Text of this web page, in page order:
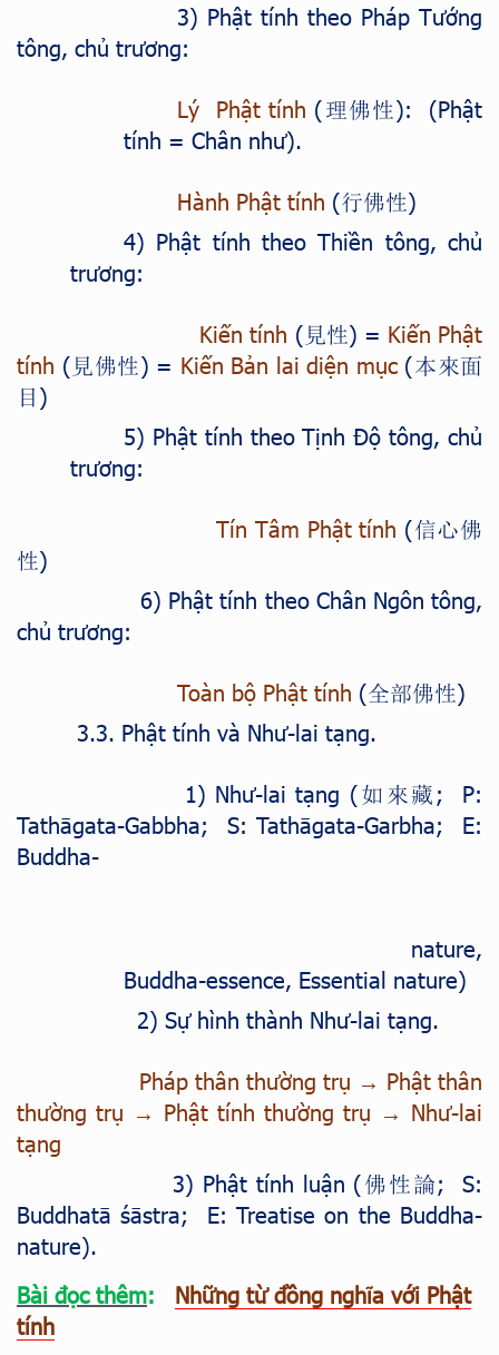
3) Phật tính theo Pháp Tướng
tông, chủ trương:
Lý Phật tính ( 理佛性): (Phật
tính = Chân như).
Hành Phật tính (行佛性)
4) Phật tính theo Thiền tông, chủ
trương:
Kiến tính ( 見性) = Kiến Phật
tính ( 見佛性) = Kiến Bản lai diện mục (本來面
目 )
5) Phật tính theo Tịnh Độ tông, chủ
trương:
Tín Tâm Phật tính (信心佛
性)
6) Phật tính theo Chân Ngôn tông,
chủ trương:
Toàn bộ Phật tính (全部佛性)
3.3. Phật tính và Như-lai tạng.
1) Như-lai tạng ( 如來藏 ; P:
Tathāgata-Gabbha; S: Tathāgata-Garbha; E:
Buddha-
nature,
Buddha-essence, Essential nature)
2) Sự hình thành Như-lai tạng.
Pháp thân thường trụ → Phật thân
thường trụ → Phật tính thường trụ → Như-lai
tạng
3) Phật tính luận ( 佛性論; S:
Buddhatā śāstra; E: Treatise on the Buddha-
nature).
Bài đọc thêm:
Những từ đồng nghĩa với Phật
tính